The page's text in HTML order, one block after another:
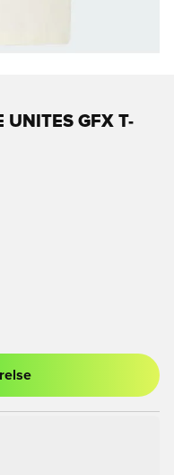
UNITES GFX T-
tilmelde dig som medlem